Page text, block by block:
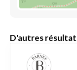
D'autres